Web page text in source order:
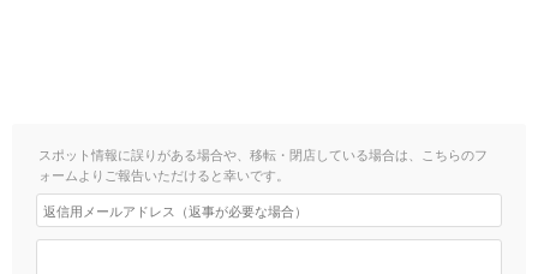
スポット情報に誤りがある場合や、移転・閉店している場合は、こちらのフ
ォームよりご報告いただけると幸いです。